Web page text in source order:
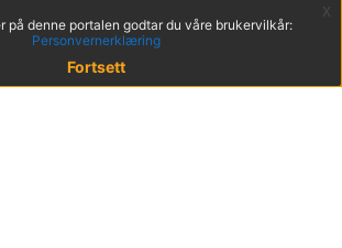
på denne portalen godtar du våre brukervilkår:
Personvernerklæring
Fortsett
x